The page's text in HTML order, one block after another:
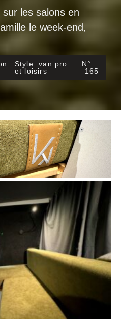
les salons en
le week-end,
CTTE
Stylevan pro
et loisirs
N°
165